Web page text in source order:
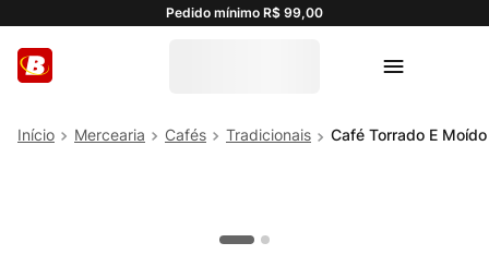
Pedido mínimo R$ 99,00
Mercearia Cafés Tradicionais Café Torrado E